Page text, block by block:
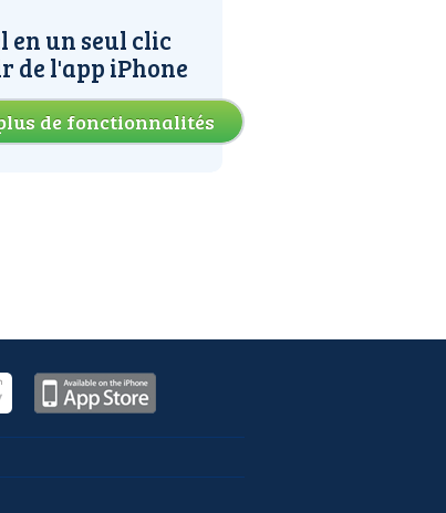
en un seul clic
de l'app iPhone
de fonctionnalités